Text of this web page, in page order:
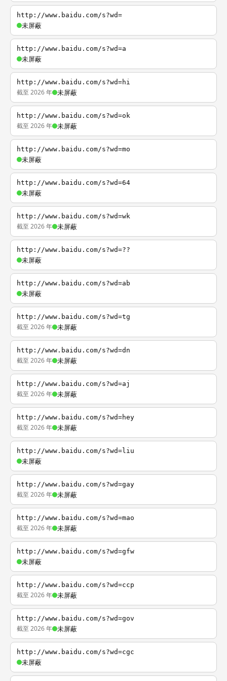
http://www.baidu.com/s?wd=
未屏蔽
http://www.baidu.com/s?wd=a
未屏蔽
http://www.baidu.com/s?wd=hi
截至 2026 年 未屏蔽
http://www.baidu.com/s?wd=ok
截至 2026 年 未屏蔽
http://www.baidu.com/s?wd=mo
未屏蔽
http://www.baidu.com/s?wd=64
未屏蔽
http://www.baidu.com/s?wd=wk
截至 2026 年 未屏蔽
http://www.baidu.com/s?wd=??
未屏蔽
http://www.baidu.com/s?wd=ab
未屏蔽
http://www.baidu.com/s?wd=tg
截至 2026 年 未屏蔽
http://www.baidu.com/s?wd=dn
截至 2026 年 未屏蔽
http://www.baidu.com/s?wd=aj
截至 2026 年 未屏蔽
http://www.baidu.com/s?wd=hey
截至 2026 年 未屏蔽
http://www.baidu.com/s?wd=liu
未屏蔽
http://www.baidu.com/s?wd=gay
截至 2026 年 未屏蔽
http://www.baidu.com/s?wd=mao
截至 2026 年 未屏蔽
http://www.baidu.com/s?wd=gfw
未屏蔽
http://www.baidu.com/s?wd=ccp
截至 2026 年 未屏蔽
http://www.baidu.com/s?wd=gov
截至 2026 年 未屏蔽
http://www.baidu.com/s?wd=cgc
未屏蔽